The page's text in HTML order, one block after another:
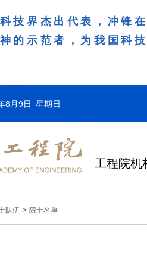
技界杰出代表，冲锋
的示范者，为我国科
8月9日 星期日
工程院机
队伍 > 院士名单